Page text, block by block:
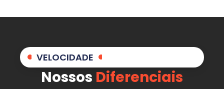
VELOCIDADE
Nossos Diferenciais